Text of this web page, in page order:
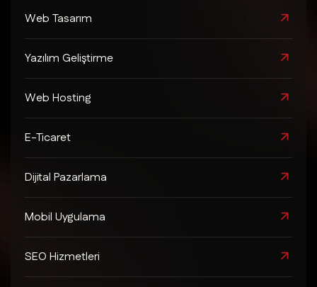
Web Tasarım
Yazılım Geliştirme
Web Hosting
E-Ticaret
Dijital Pazarlama
Mobil Uygulama
SEO Hizmetleri